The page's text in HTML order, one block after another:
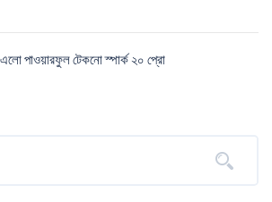
এলো পাওয়ারফুল টেকনো স্পার্ক ২০ প্রো